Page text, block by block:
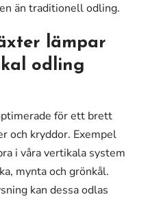
än traditionell odling.
lämpar
odling
för ett brett
och kryddor. Exempel
i våra vertikala system
mynta och grönkål.
kan dessa odlas